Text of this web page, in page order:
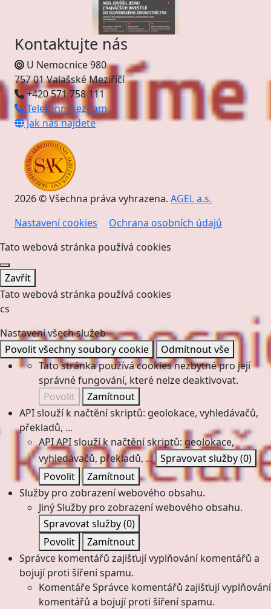
Kontaktujte nás
U Nemocnice 980
757 01 Valašské Meziříčí
+420 571 758 111
Telefonní seznam
Jak nás najdete
2026 © Všechna práva vyhrazena. AGEL a.s.
Nastavení cookies
Ochrana osobních údajů
Tato webová stránka používá cookies
Zavřít
Tato webová stránka používá cookies
cs
Nastavení všech služeb
Povolit všechny soubory cookie
Odmítnout vše
Tato stránka používá cookies nezbytné pro její
správné fungování, které nelze deaktivovat.
Povolit
Zamítnout
API slouží k načtění skriptů: geolokace, vyhledávačů,
překladů, ...
APIAPI slouží k načtění skriptů: geolokace,
vyhledávačů, překladů, ... Spravovat služby(0)
Povolit
Zamítnout
Služby pro zobrazení webového obsahu.
JinýSlužby pro zobrazení webového obsahu.
Spravovat služby(0)
Povolit
Zamítnout
Správce komentářů zajišťují vyplňování komentářů a
bojují proti šíření spamu.
KomentářeSprávce komentářů zajišťují vyplňování
komentářů a bojují proti šíření spamu.